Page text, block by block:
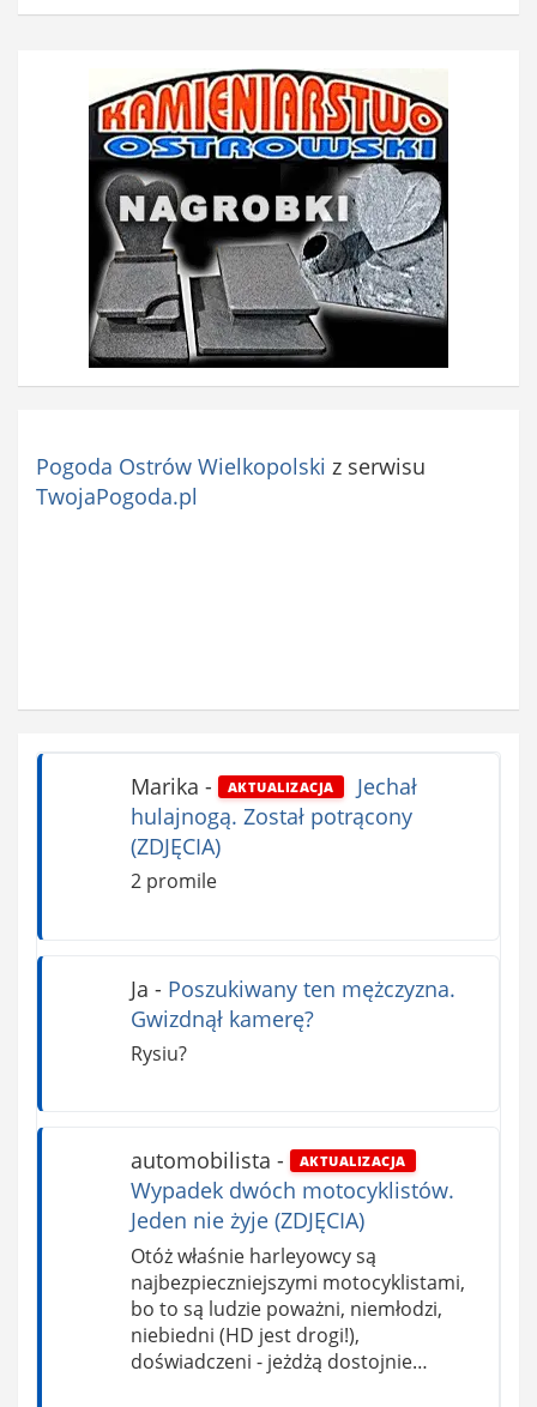
Pogoda Ostrów Wielkopolski z serwisu
TwojaPogoda.pl
Marika - AKTUALIZACJA
Jechał
hulajnogą. Został potrącony
(ZDJĘCIA)
2 promile
Ja - Poszukiwany ten mężczyzna.
Gwizdnął kamerę?
Rysiu?
automobilista - AKTUALIZACJA
Wypadek dwóch motocyklistów.
Jeden nie żyje (ZDJĘCIA)
Otóż właśnie harleyowcy są
najbezpieczniejszymi motocyklistami,
bo to są ludzie poważni, niemłodzi,
niebiedni (HD jest drogi!),
doświadczeni - jeżdżą dostojnie…